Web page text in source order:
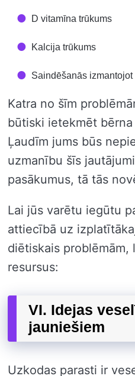
D vitamīna trūkums
Kalcija trūkums
Saindēšanās izmantojot
Katra no šīm
būtiski ietekmēt
Ļaudīm jums būs
uzmanību šīs
pasākumus, tā tās
Lai jūs varētu iegūtu
attiecībā uz
diētiskais problēmām,
resursus:
VI. Idejas
jauniešiem
Uzkodas parasti ir